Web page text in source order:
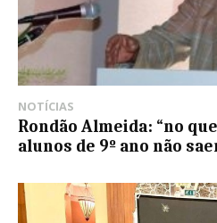
NOTÍCIAS
Rondão Almeida: “no
alunos de 9º ano não